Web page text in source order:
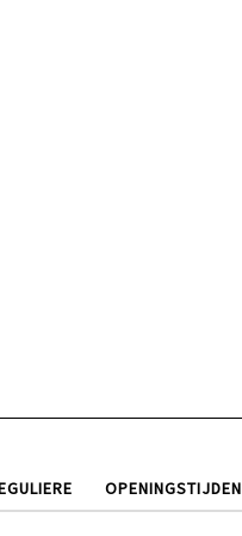
OPENINGSTIJDEN